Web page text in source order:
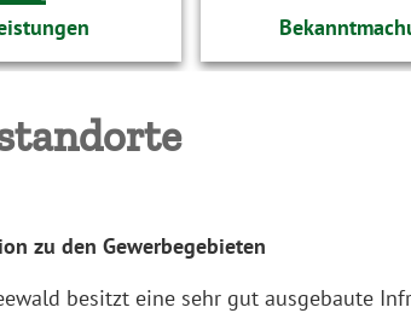
zu den Gewerbegebieten
besitzt eine sehr gut ausgebaute